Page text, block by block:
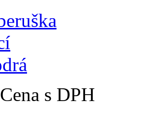
Cena s DPH